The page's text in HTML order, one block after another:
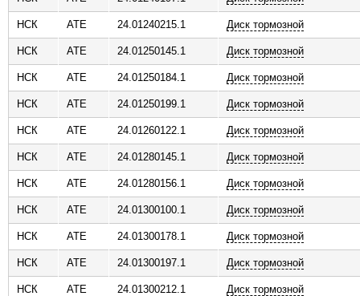
НСК ATE 24.01240215.1 Диск тормозной
НСК ATE 24.01250145.1 Диск тормозной
НСК ATE 24.01250184.1 Диск тормозной
НСК ATE 24.01250199.1 Диск тормозной
НСК ATE 24.01260122.1 Диск тормозной
НСК ATE 24.01280145.1 Диск тормозной
НСК ATE 24.01280156.1 Диск тормозной
НСК ATE 24.01300100.1 Диск тормозной
НСК ATE 24.01300178.1 Диск тормозной
НСК ATE 24.01300197.1 Диск тормозной
НСК ATE 24.01300212.1 Диск тормозной